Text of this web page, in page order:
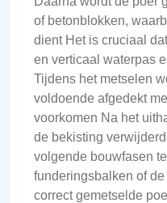
of betonblokken,
dient Het is cruciaal
en verticaal waterpas
Tijdens het metselen
voldoende afgedekt
voorkomen Na het
de bekisting
volgende bouwfasen
funderingsbalken of
correct gemetselde